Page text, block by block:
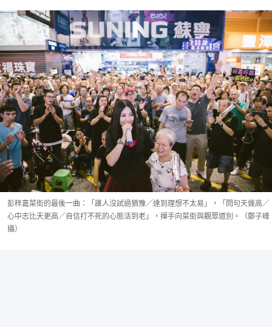
彭梓嘉菜街的最後一曲：「誰人沒試過猶豫／達到理想不太易」，「問句天幾高／
心中志比天更高／自信打不死的心態活到老」，揮手向菜街與觀眾道別。（鄭子峰
攝）